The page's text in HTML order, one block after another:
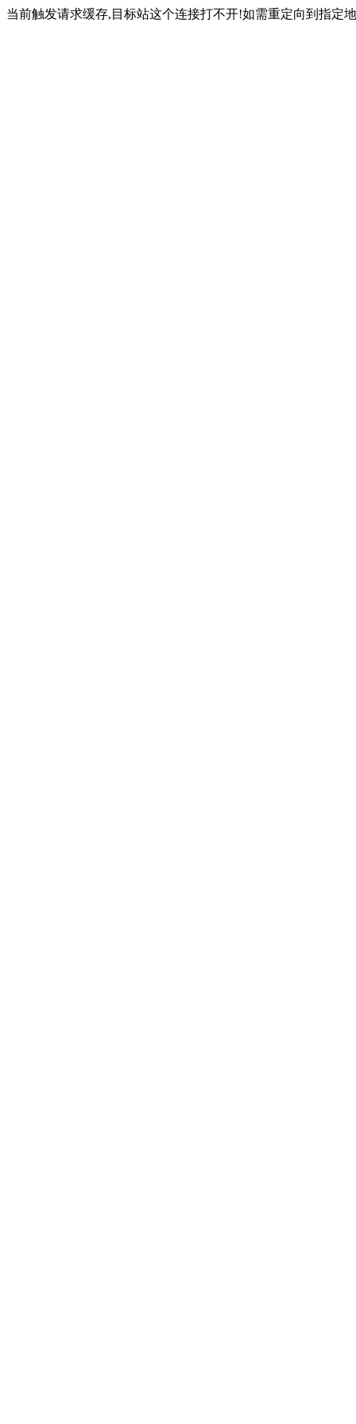
当前触发请求缓存,目标站这个连接打不开!如需重定向到指定